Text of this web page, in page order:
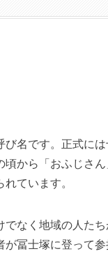
名です。正式に
から「おふじさ
ています。
なく地域の人た
冨士塚に登って